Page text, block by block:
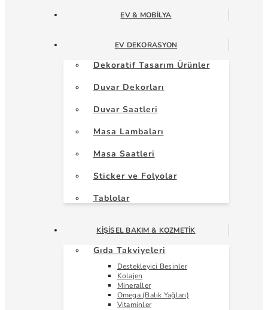
EV & MOBILYA
EV DEKORASYON
Dekoratif Tasarım Ürünler
Duvar Dekorları
Duvar Saatleri
Masa Lambaları
Masa Saatleri
Sticker ve Folyolar
Tablolar
KIŞISEL BAKIM & KOZMETIK
Gıda Takviyeleri
Destekleyici Besinler
Kolajen
Mineraller
Omega (Balık Yağları)
Vitaminler